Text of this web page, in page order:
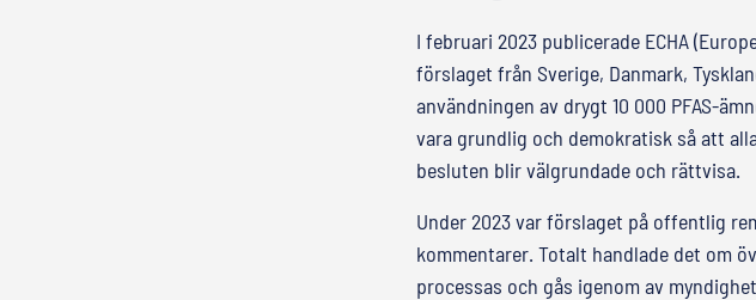
I februari 2023 publicerade ECHA
förslaget från Sverige, Danmark,
användningen av drygt 10 000 PFAS-
vara grundlig och demokratisk så att
besluten blir välgrundade och rättvisa.
Under 2023 var förslaget på offentlig
kommentarer. Totalt handlade det om
processas och gås igenom av